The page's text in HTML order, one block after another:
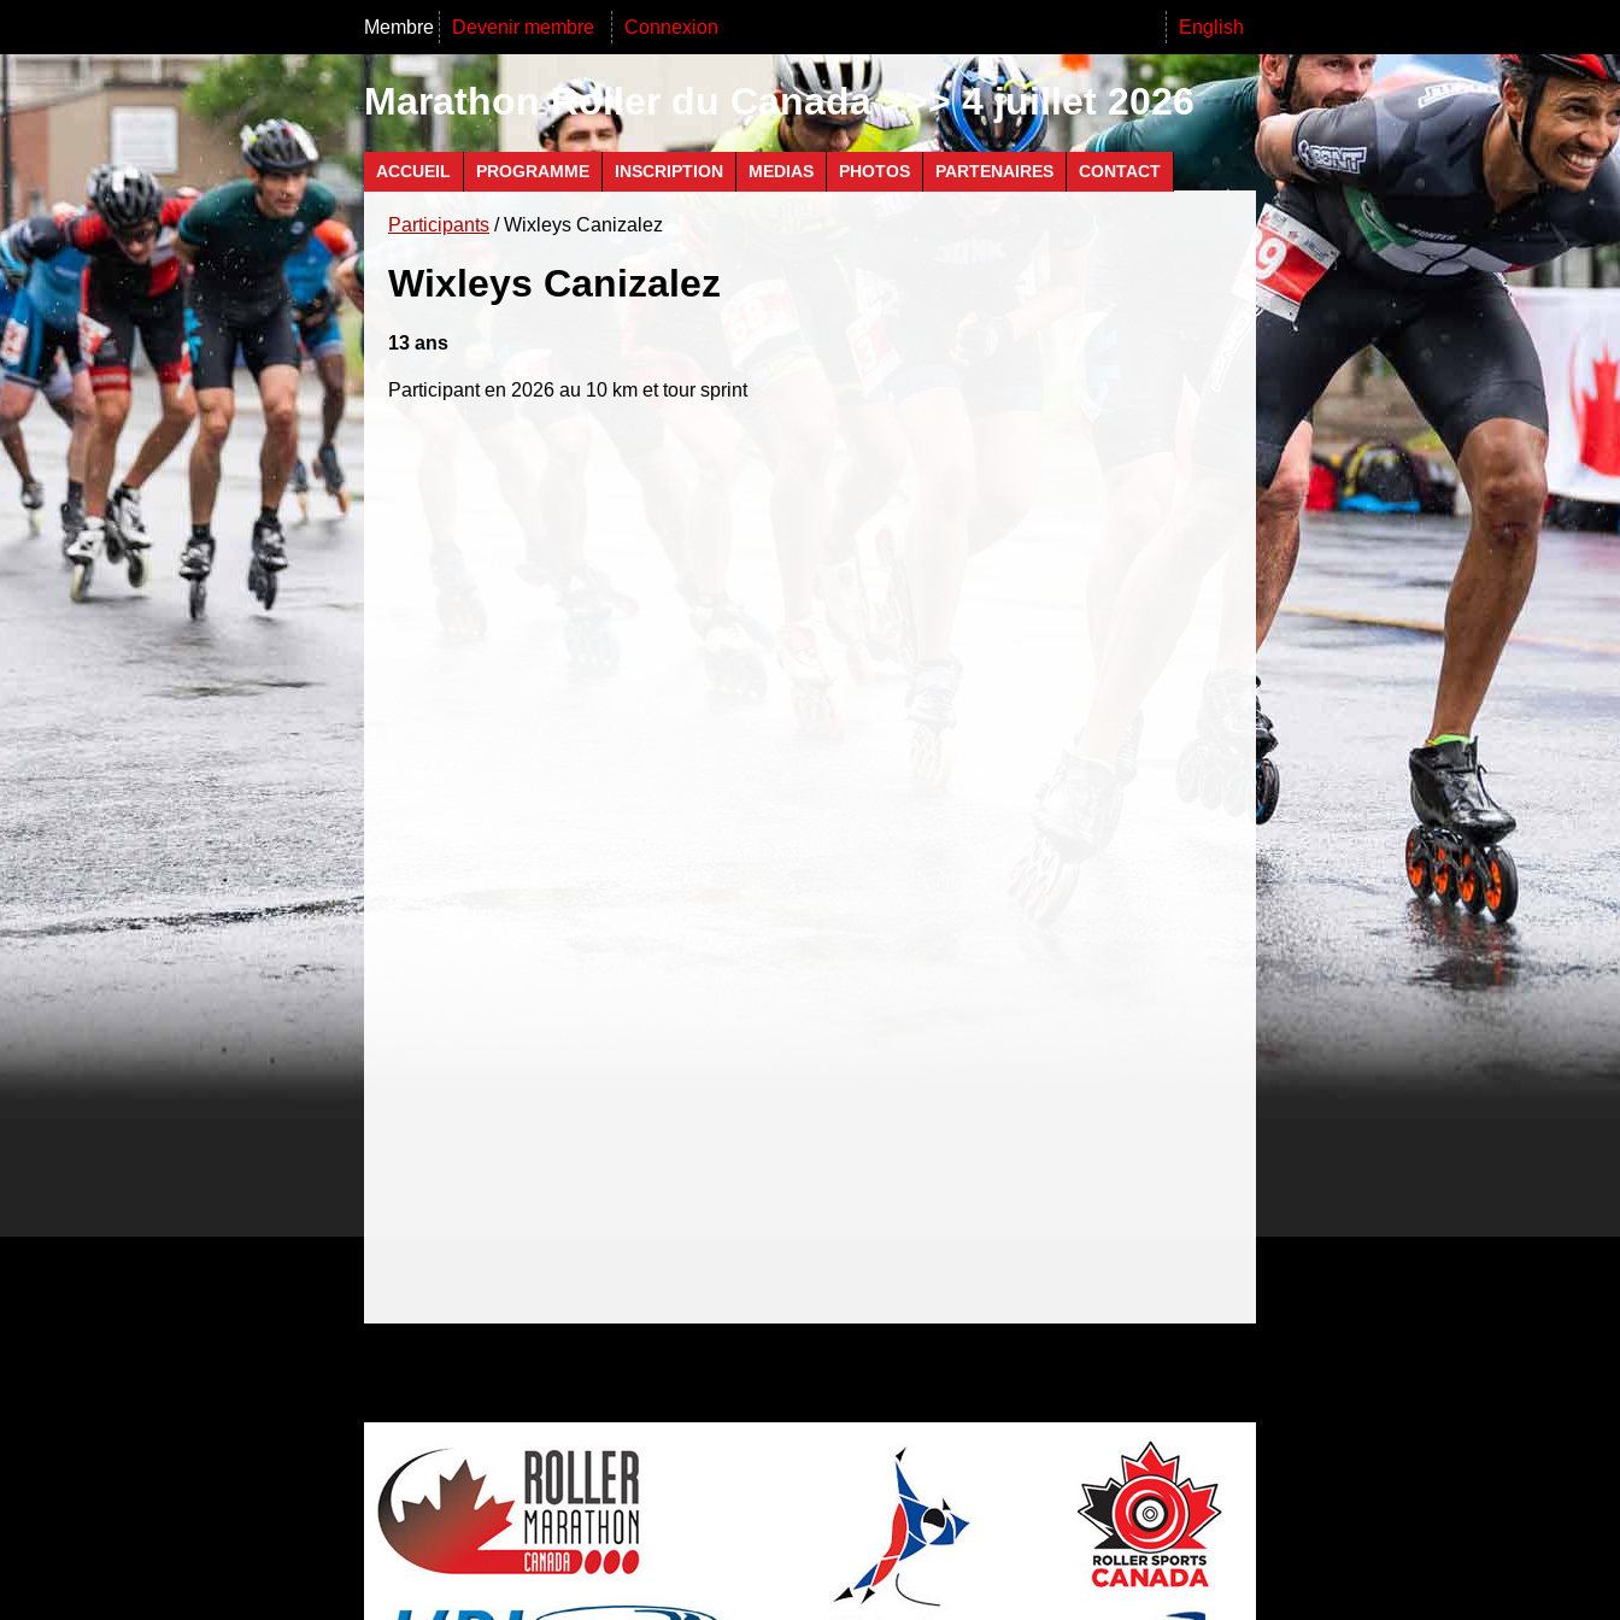
Membre Devenir membre Connexion English
Marathon Roller du Canada >>> 4 juillet 2026
ACCUEIL PROGRAMME INSCRIPTION MEDIAS PHOTOS PARTENAIRES CONTACT
Participants / Wixleys Canizalez
Wixleys Canizalez
13 ans
Participant en 2026 au 10 km et tour sprint